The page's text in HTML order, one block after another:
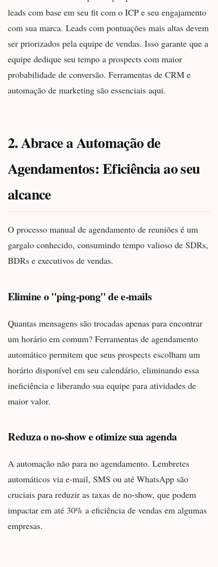
leads com base em seu fit com o ICP e seu engajamento
com sua marca. Leads com pontuações mais altas devem
ser priorizados pela equipe de vendas. Isso garante que a
equipe dedique seu tempo a prospects com maior
probabilidade de conversão. Ferramentas de CRM e
automação de marketing são essenciais aqui.
2. Abrace a Automação de
Agendamentos: Eficiência ao seu
alcance
O processo manual de agendamento de reuniões é um
gargalo conhecido, consumindo tempo valioso de SDRs,
BDRs e executivos de vendas.
Elimine o "ping-pong" de e-mails
Quantas mensagens são trocadas apenas para encontrar
um horário em comum? Ferramentas de agendamento
automático permitem que seus prospects escolham um
horário disponível em seu calendário, eliminando essa
ineficiência e liberando sua equipe para atividades de
maior valor.
Reduza o no-show e otimize sua agenda
A automação não para no agendamento. Lembretes
automáticos via e-mail, SMS ou até WhatsApp são
cruciais para reduzir as taxas de no-show, que podem
impactar em até 30% a eficiência de vendas em algumas
empresas.